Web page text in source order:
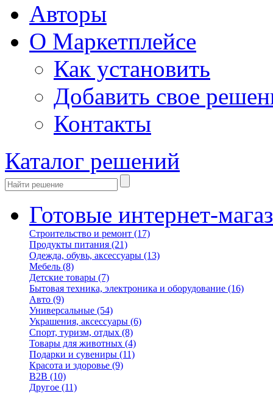
Авторы
О Маркетплейсе
Как установить
Добавить свое
Контакты
Каталог решений
Готовые интернет-
Строительство и ремонт (17)
Продукты питания (21)
Одежда, обувь, аксессуары (13)
Мебель (8)
Детские товары (7)
Бытовая техника, электроника и оборудование (16)
Авто (9)
Универсальные (54)
Украшения, аксессуары (6)
Спорт, туризм, отдых (8)
Товары для животных (4)
Подарки и сувениры (11)
Красота и здоровье (9)
B2B (10)
Другое (11)